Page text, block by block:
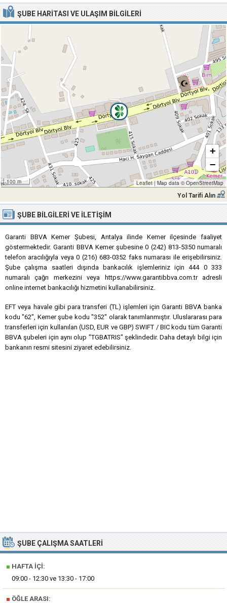
ŞUBE HARITASI VE ULAŞIM BILGILERI
100 m
+
−
Leaflet |Map data © OpenStreetMap
Yol Tarifi Alın
ŞUBE BILGILERI VE İLETIŞIM
Garanti BBVA Kemer Şubesi, Antalya ilinde Kemer ilçesinde faaliyet
göstermektedir. Garanti BBVA Kemer şubesine 0 (242) 813-5350 numaralı
telefon aracılığıyla veya 0 (216) 683-0352 faks numarası ile erişebilirsiniz.
Şube çalışma saatleri dışında bankacılık işlemleriniz için 444 0 333
numaralı çağrı merkezini veya https://www.garantibbva.com.tr adresli
online internet bankacılığı hizmetini kullanabilirsiniz.
EFT veya havale gibi para transferi (TL) işlemleri için Garanti BBVA banka
kodu "62", Kemer şube kodu "352" olarak tanımlanmıştır. Uluslararası para
transferleri için kullanılan (USD, EUR ve GBP) SWIFT / BIC kodu tüm Garanti
BBVA şubeleri için aynı olup "TGBATRIS" şeklindedir. Daha detaylı bilgi için
bankanın resmi sitesini ziyaret edebilirsiniz.
ŞUBE ÇALIŞMA SAATLERI
■ HAFTA İÇI:
09:00 - 12:30 ve 13:30 - 17:00
■ ÖĞLE ARASI: